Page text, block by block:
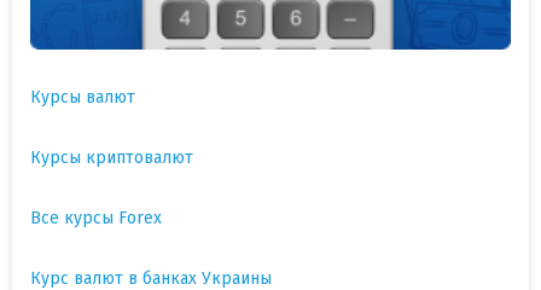
Курсы валют
Курсы криптовалют
Все курсы Forex
Курс валют в банках Украины